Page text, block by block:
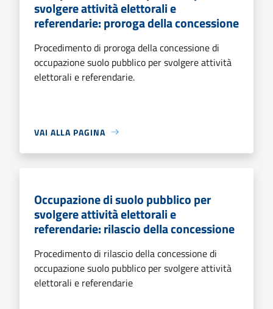
svolgere attività elettorali e
referendarie: proroga della concessione
Procedimento di proroga della concessione di
occupazione suolo pubblico per svolgere attività
elettorali e referendarie.
VAI ALLA PAGINA
Occupazione di suolo pubblico per
svolgere attività elettorali e
referendarie: rilascio della concessione
Procedimento di rilascio della concessione di
occupazione suolo pubblico per svolgere attività
elettorali e referendarie